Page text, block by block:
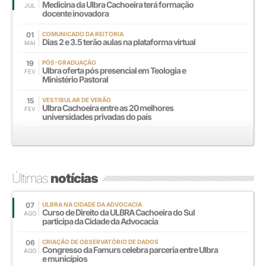
JUL
Medicina da Ulbra Cachoeira terá formação
docente inovadora
01
MAI
COMUNICADO DA REITORIA
Dias 2 e 3.5 terão aulas na plataforma virtual
19
FEV
PÓS-GRADUAÇÃO
Ulbra oferta pós presencial em Teologia e
Ministério Pastoral
15
FEV
VESTIBULAR DE VERÃO
Ulbra Cachoeira entre as 20 melhores
universidades privadas do país
Últimasnotícias
07
AGO
ULBRA NA CIDADE DA ADVOCACIA
Curso de Direito da ULBRA Cachoeira do Sul
participa da Cidade da Advocacia
06
AGO
CRIAÇÃO DE OBSERVATÓRIO DE DADOS
Congresso da Famurs celebra parceria entre Ulbra
e municípios